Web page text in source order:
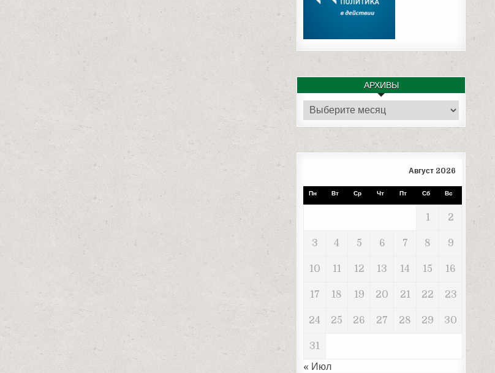
АРХИВЫ
Архивы
Август 2026
Пн Вт Ср Чт Пт Сб Вс
1 2
3 4 5 6 7 8 9
10 11 12 13 14 15 16
17 18 19 20 21 22 23
24 25 26 27 28 29 30
31
« Июл